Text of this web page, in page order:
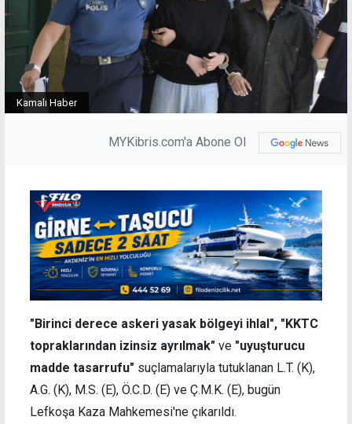
Kamalı Haber
MYKibris.com'a Abone Ol
"Birinci derece askeri yasak bölgeyi ihlal", "KKTC
topraklarından izinsiz ayrılmak" ve "uyuşturucu
madde tasarrufu" suçlamalarıyla tutuklanan L.T. (K),
A.G. (K), M.S. (E), Ö.C.D. (E) ve Ç.M.K. (E), bugün
Lefkoşa Kaza Mahkemesi'ne çıkarıldı.